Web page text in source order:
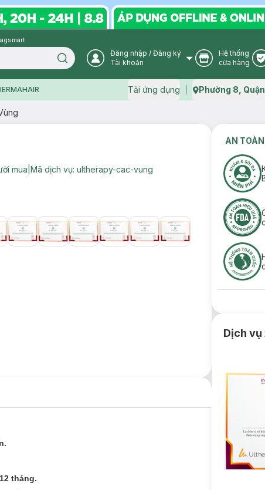
Search icon User Icon
Đăng nhập / Đăng ký
Tài khoản
Store Icon
Hệ thống
cửa hàng
Tải ứng dụng Phường 8,
Icon
mua Mã dịch vụ: ultherapy-cac-vung
tháng.
AN
Dịch vụ